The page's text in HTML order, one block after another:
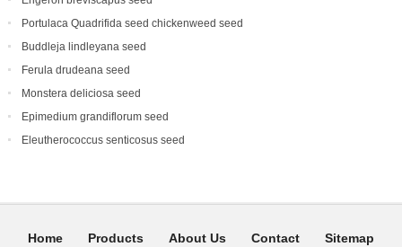
Portulaca Quadrifida seed chickenweed seed
Buddleja lindleyana seed
Ferula drudeana seed
Monstera deliciosa seed
Epimedium grandiflorum seed
Eleutherococcus senticosus seed
Home Products About Us Contact
Sitemap